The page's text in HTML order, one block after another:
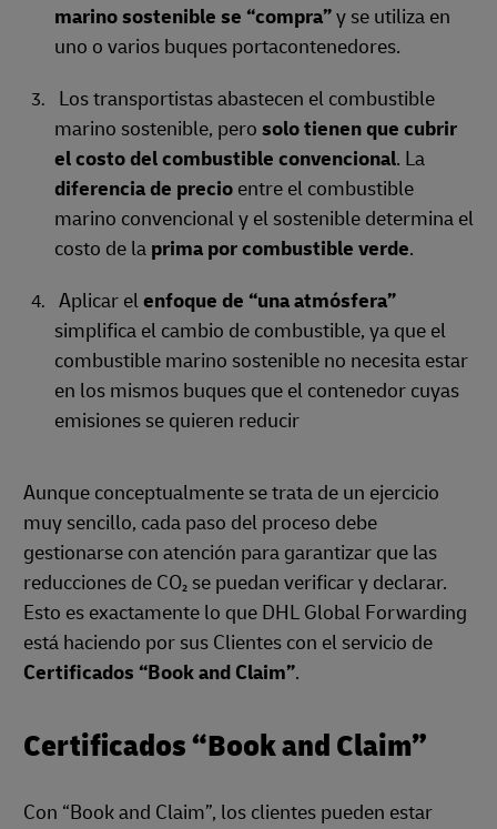
marino sostenible se “compra”y se utiliza en
uno o varios buques portacontenedores.
Los transportistas abastecen el combustible
marino sostenible, pero solo tienen que cubrir
el costo del combustible convencional. La
diferencia de precio entre el combustible
marino convencional y el sostenible determina el
costo de la prima por combustible verde.
Aplicar elenfoque de “una atmósfera”
simplifica el cambio de combustible, ya que el
combustible marino sostenible no necesita estar
en los mismos buques que el contenedor cuyas
emisiones se quieren reducir
Aunque conceptualmente se trata de un ejercicio
muy sencillo, cada paso del proceso debe
gestionarse con atención para garantizar que las
reducciones de CO₂ se puedan verificar y declarar.
Esto es exactamente lo que DHL Global Forwarding
está haciendo por sus Clientes con el servicio de
Certificados “Book and Claim”.
Certificados “Book and Claim”
Con “Book and Claim”, los clientes pueden estar